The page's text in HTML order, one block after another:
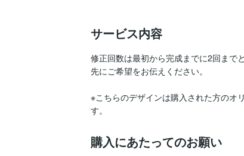
サービス内容
修正回数は最初から完成までに2回まで
先にご希望をお伝えください。
※こちらのデザインは購入された方のオ
す。
購入にあたってのお願い